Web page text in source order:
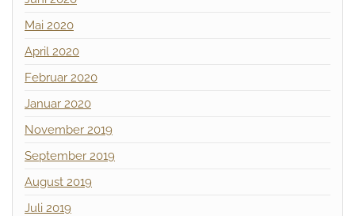
Mai 2020
April 2020
Februar 2020
Januar 2020
November 2019
September 2019
August 2019
Juli 2019